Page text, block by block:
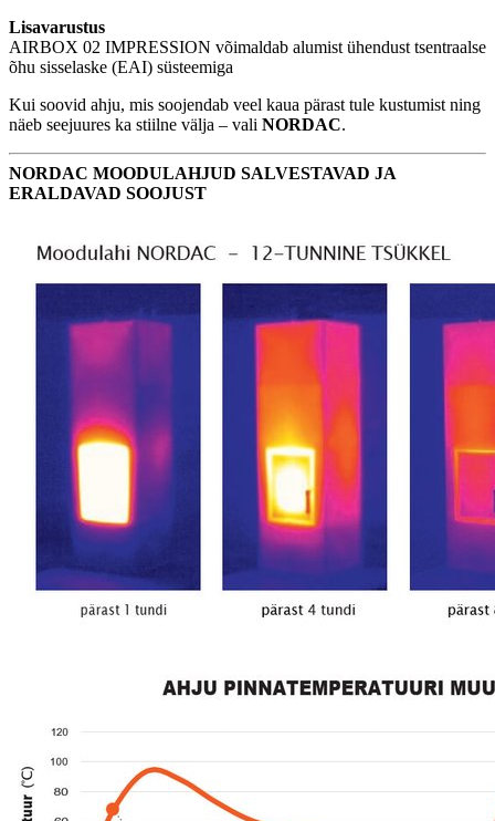
Lisavarustus
AIRBOX 02 IMPRESSION võimaldab alumist ühendust tsentraalse
õhu sisselaske (EAI) süsteemiga
Kui soovid ahju, mis soojendab veel kaua pärast tule kustumist ning
näeb seejuures ka stiilne välja – vali NORDAC.
NORDAC MOODULAHJUD SALVESTAVAD JA
ERALDAVAD SOOJUST